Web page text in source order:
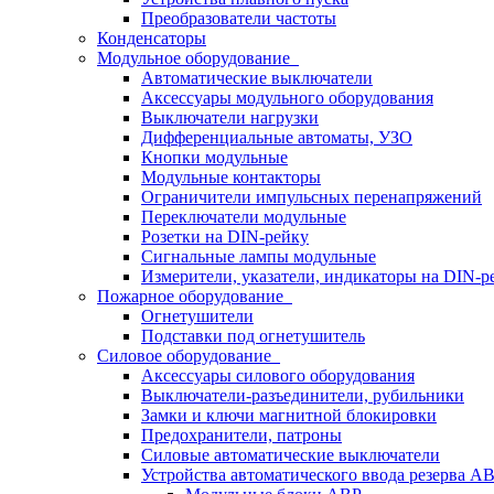
Преобразователи частоты
Конденсаторы
Модульное оборудование
Автоматические выключатели
Аксессуары модульного оборудования
Выключатели нагрузки
Дифференциальные автоматы, УЗО
Кнопки модульные
Модульные контакторы
Ограничители импульсных перенапряжений
Переключатели модульные
Розетки на DIN-рейку
Сигнальные лампы модульные
Измерители, указатели, индикаторы на DIN-
Пожарное оборудование
Огнетушители
Подставки под огнетушитель
Силовое оборудование
Аксессуары силового оборудования
Выключатели-разъединители, рубильники
Замки и ключи магнитной блокировки
Предохранители, патроны
Силовые автоматические выключатели
Устройства автоматического ввода резерва